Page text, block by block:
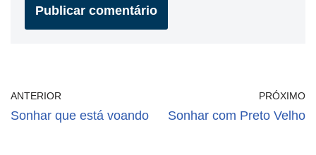
ANTERIOR
Sonhar que está voando
PRÓXIMO
Sonhar com Preto Velho